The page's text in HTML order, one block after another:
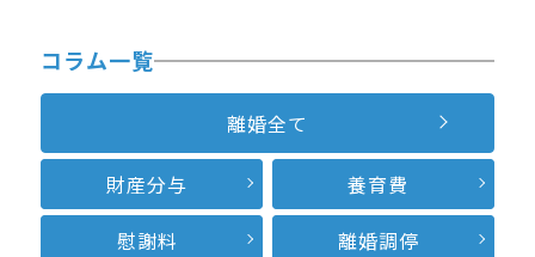
コラム一覧
離婚全て
財産分与
養育費
慰謝料
離婚調停